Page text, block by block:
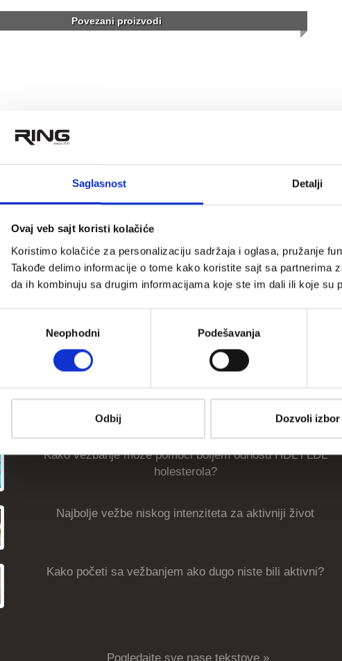
Saglasnost Detalji
Ovaj veb sajt koristi kolačiće
Koristimo kolačiće za personalizaciju sadržaja i oglasa, pružanje
Takođe delimo informacije o tome kako koristite sajt sa partnerima
da ih kombinuju sa drugim informacijama koje ste im dali ili koje su
сагласностиNeophodni Podešavanja
Odbij Dozvoli izbor
Povezani proizvodi
informacije o popustima, akcijama,
vaše podatke (ime i email adresu)
blogu
Kako vežbanje može pomoći boljem odnosu HDL i LDL
holesterola?
Najbolje vežbe niskog intenziteta za aktivniji život
Kako početi sa vežbanjem ako dugo niste bili aktivni?
Pogledajte sve nase tekstove »